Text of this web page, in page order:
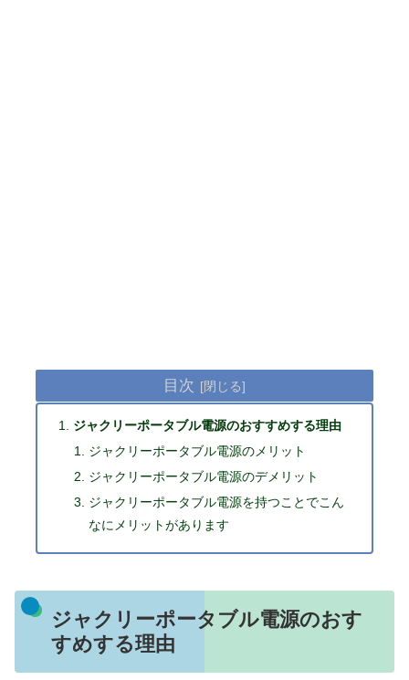
目次
ジャクリーポータブル電源のおすすめする理由
ジャクリーポータブル電源のメリット
ジャクリーポータブル電源のデメリット
ジャクリーポータブル電源を持つことでこん
なにメリットがあります
ジャクリーポータブル電源のおす
すめする理由